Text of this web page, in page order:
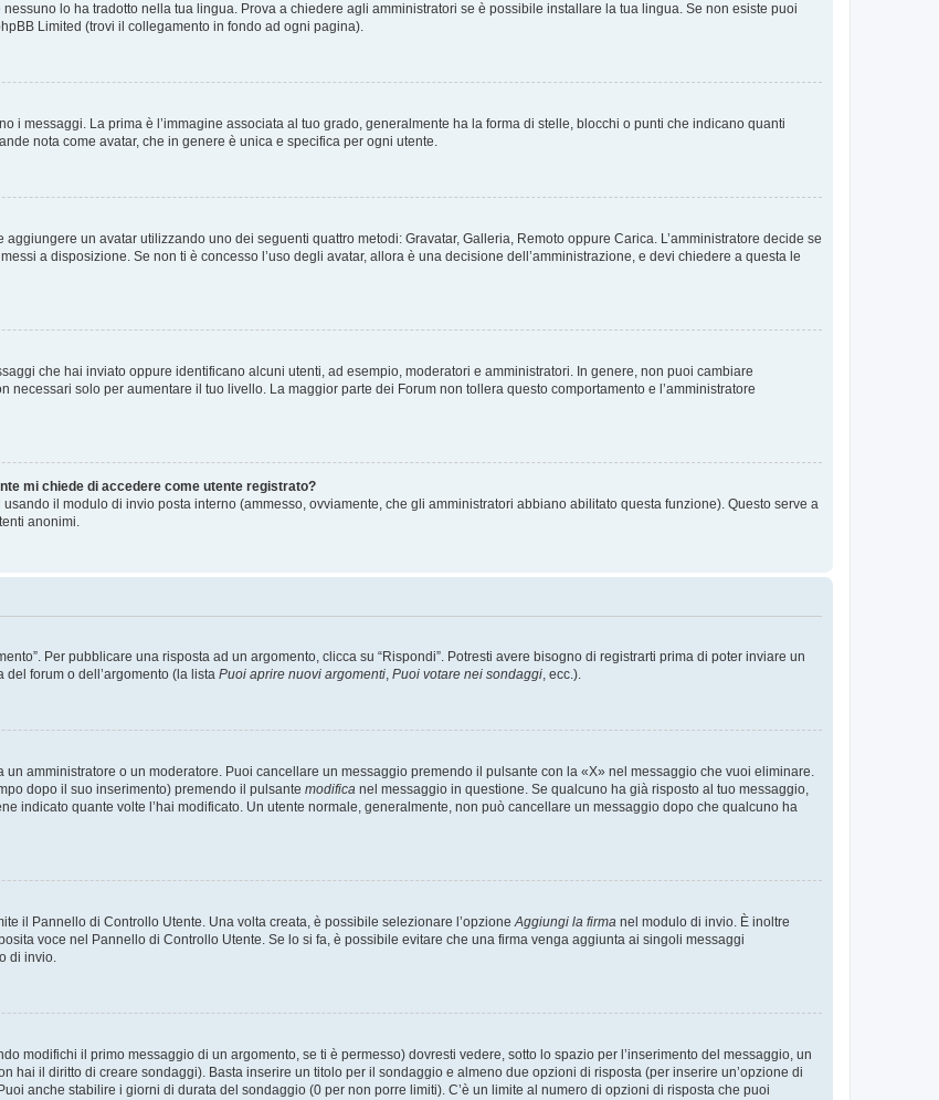
lo ha tradotto nella tua lingua. Prova a chiedere agli amministratori se è possibile installare la tua lingua. Se non esiste puoi
Limited (trovi il collegamento in fondo ad ogni pagina).
i messaggi. La prima è l’immagine associata al tuo grado, generalmente ha la forma di stelle, blocchi o punti che indicano quanti
nota come avatar, che in genere è unica e specifica per ogni utente.
un avatar utilizzando uno dei seguenti quattro metodi: Gravatar, Galleria, Remoto oppure Carica. L’amministratore decide se
a disposizione. Se non ti è concesso l’uso degli avatar, allora è una decisione dell’amministrazione, e devi chiedere a questa le
che hai inviato oppure identificano alcuni utenti, ad esempio, moderatori e amministratori. In genere, non puoi cambiare
solo per aumentare il tuo livello. La maggior parte dei Forum non tollera questo comportamento e l’amministratore
mi chiede di accedere come utente registrato?
il modulo di invio posta interno (ammesso, ovviamente, che gli amministratori abbiano abilitato questa funzione). Questo serve a
anonimi.
Per pubblicare una risposta ad un argomento, clicca su “Rispondi”. Potresti avere bisogno di registrarti prima di poter inviare un
forum o dell’argomento (la lista Puoi aprire nuovi argomenti, Puoi votare nei sondaggi, ecc.).
amministratore o un moderatore. Puoi cancellare un messaggio premendo il pulsante con la «X» nel messaggio che vuoi eliminare.
dopo il suo inserimento) premendo il pulsante modifica nel messaggio in questione. Se qualcuno ha già risposto al tuo messaggio,
indicato quante volte l’hai modificato. Un utente normale, generalmente, non può cancellare un messaggio dopo che qualcuno ha
il Pannello di Controllo Utente. Una volta creata, è possibile selezionare l’opzioneAggiungi la firma nel modulo di invio. È inoltre
voce nel Pannello di Controllo Utente. Se lo si fa, è possibile evitare che una firma venga aggiunta ai singoli messaggi
di invio.
modifichi il primo messaggio di un argomento, se ti è permesso) dovresti vedere, sotto lo spazio per l’inserimento del messaggio, un
hai il diritto di creare sondaggi). Basta inserire un titolo per il sondaggio e almeno due opzioni di risposta (per inserire un’opzione di
anche stabilire i giorni di durata del sondaggio (0 per non porre limiti). C’è un limite al numero di opzioni di risposta che puoi